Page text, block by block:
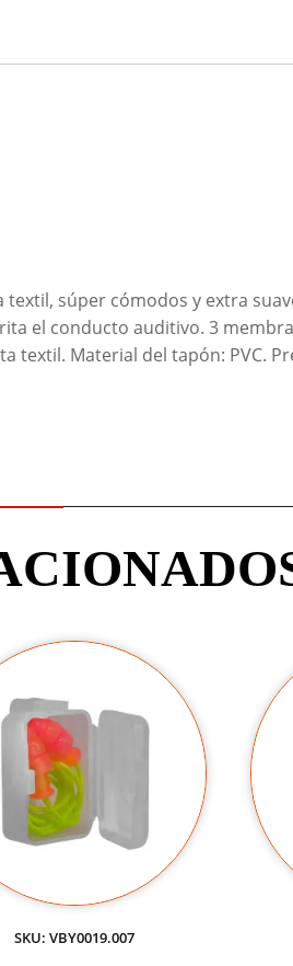
súper cómodos y extra
el conducto auditivo. 3
textil. Material del tapón: PVC.
SKU: VBY0019.007